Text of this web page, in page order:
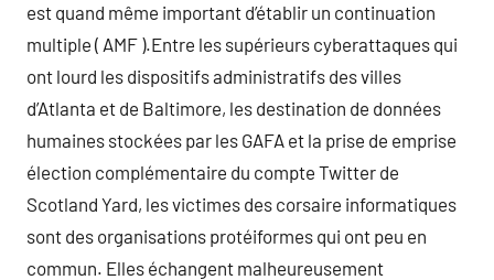
est quand même important d’établir un continuation
multiple ( AMF ).Entre les supérieurs cyberattaques qui
ont lourd les dispositifs administratifs des villes
d’Atlanta et de Baltimore, les destination de données
humaines stockées par les GAFA et la prise de emprise
élection complémentaire du compte Twitter de
Scotland Yard, les victimes des corsaire informatiques
sont des organisations protéiformes qui ont peu en
commun. Elles échangent malheureusement